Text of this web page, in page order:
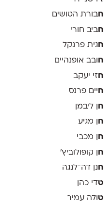
חבורת הטושים
חביב חורי
חגית פרנקל
ח ובב אופנהיים
חזי יעקב
ח יים פרנס
ח
ן ליבמן
ח ן מגיע
ח
ן מכבי
חן קופולוביץ'
ח נן דה־לנגה
טדי כהן
טולה עמיר